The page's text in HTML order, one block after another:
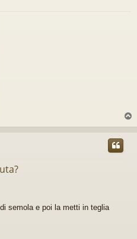
o
semola e poi la metti in teglia